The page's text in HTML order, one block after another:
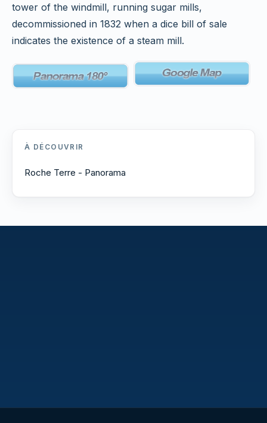
tower of the windmill, running sugar mills,
decommissioned in 1832 when a dice bill of sale
indicates the existence of a steam mill.
À DÉCOUVRIR
Roche Terre - Panorama